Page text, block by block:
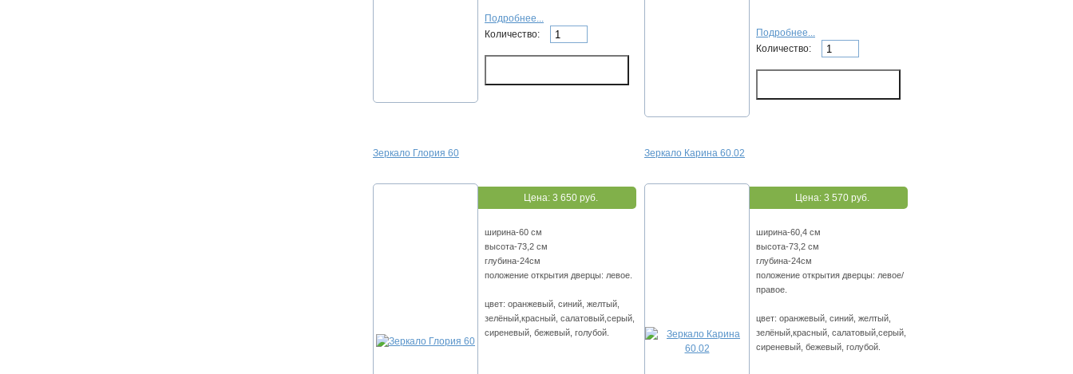
Подробнее...
Количество:
Подробнее...
Количество:
Зеркало Глория 60
Цена: 3 650 руб.
ширина-60 см
высота-73,2 см
глубина-24см
положение открытия дверцы: левое.
цвет: оранжевый, синий, желтый,
зелёный,красный, салатовый,серый,
сиреневый, бежевый, голубой.
Зеркало Карина 60.02
Цена: 3 570 руб.
ширина-60,4 см
высота-73,2 см
глубина-24см
положение открытия дверцы: левое/
правое.
цвет: оранжевый, синий, желтый,
зелёный,красный, салатовый,серый,
сиреневый, бежевый, голубой.